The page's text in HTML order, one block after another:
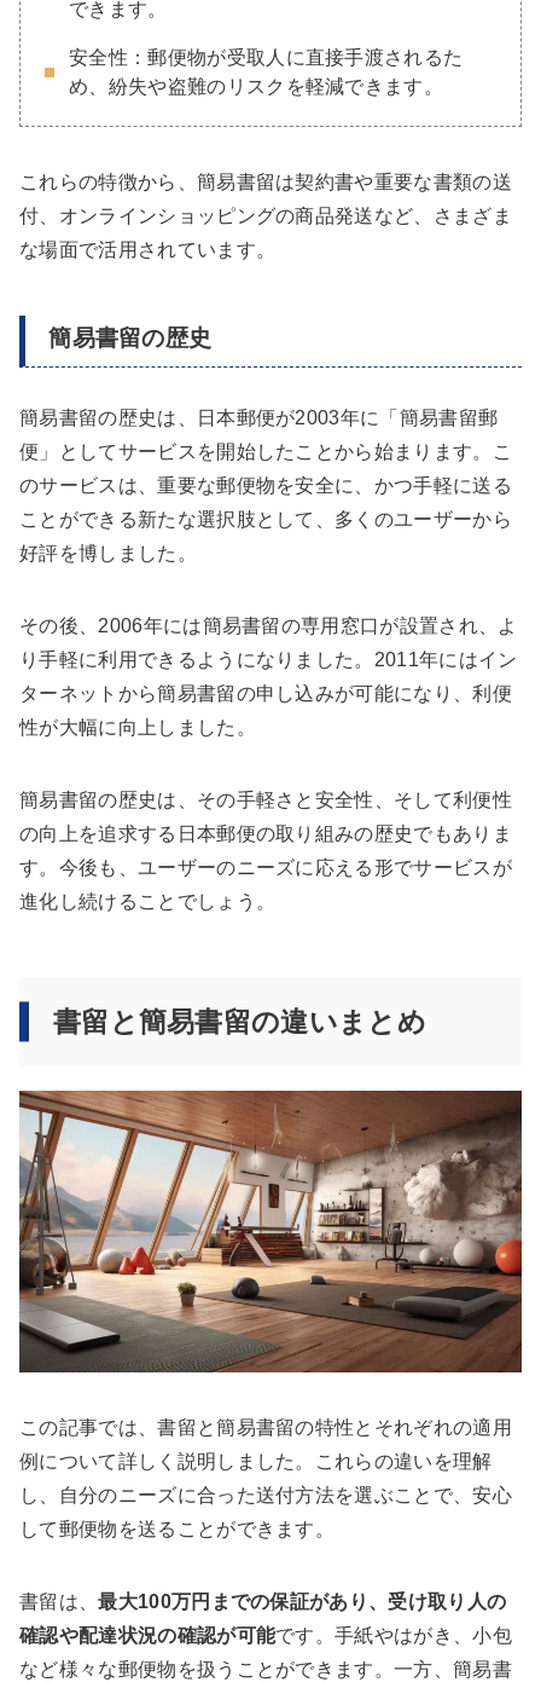
できます。
安全性：郵便物が受取人に直接手渡されるた
め、紛失や盗難のリスクを軽減できます。
これらの特徴から、簡易書留は契約書や重要な書類の送
付、オンラインショッピングの商品発送など、さまざま
な場面で活用されています。
簡易書留の歴史
簡易書留の歴史は、日本郵便が2003年に「簡易書留郵
便」としてサービスを開始したことから始まります。こ
のサービスは、重要な郵便物を安全に、かつ手軽に送る
ことができる新たな選択肢として、多くのユーザーから
好評を博しました。
その後、2006年には簡易書留の専用窓口が設置され、よ
り手軽に利用できるようになりました。2011年にはイン
ターネットから簡易書留の申し込みが可能になり、利便
性が大幅に向上しました。
簡易書留の歴史は、その手軽さと安全性、そして利便性
の向上を追求する日本郵便の取り組みの歴史でもありま
す。今後も、ユーザーのニーズに応える形でサービスが
進化し続けることでしょう。
書留と簡易書留の違いまとめ
この記事では、書留と簡易書留の特性とそれぞれの適用
例について詳しく説明しました。これらの違いを理解
し、自分のニーズに合った送付方法を選ぶことで、安心
して郵便物を送ることができます。
書留は、最大100万円までの保証があり、受け取り人の
確認や配達状況の確認が可能です。手紙やはがき、小包
など様々な郵便物を扱うことができます。一方、簡易書